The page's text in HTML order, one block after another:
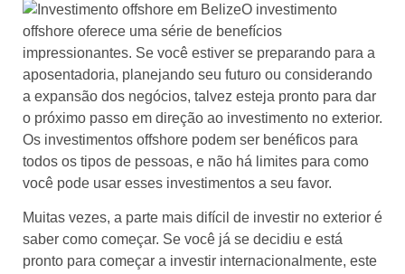
O investimento
offshore oferece uma série de benefícios
impressionantes. Se você estiver se preparando para a
aposentadoria, planejando seu futuro ou considerando
a expansão dos negócios, talvez esteja pronto para dar
o próximo passo em direção ao investimento no exterior.
Os investimentos offshore podem ser benéficos para
todos os tipos de pessoas, e não há limites para como
você pode usar esses investimentos a seu favor.
Muitas vezes, a parte mais difícil de investir no exterior é
saber como começar. Se você já se decidiu e está
pronto para começar a investir internacionalmente, este